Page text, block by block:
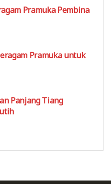
Pramuka Pembina
Pramuka untuk
Panjang Tiang